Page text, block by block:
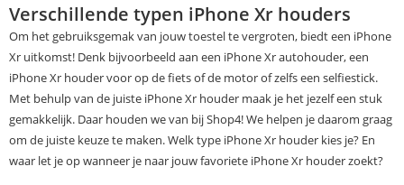
Verschillende typen iPhone Xr houders
Om het gebruiksgemak van jouw toestel te vergroten, biedt een iPhone
Xr uitkomst! Denk bijvoorbeeld aan een iPhone Xr autohouder, een
iPhone Xr houder voor op de fiets of de motor of zelfs een selfiestick.
Met behulp van de juiste iPhone Xr houder maak je het jezelf een stuk
gemakkelijk. Daar houden we van bij Shop4! We helpen je daarom graag
om de juiste keuze te maken. Welk type iPhone Xr houder kies je? En
waar let je op wanneer je naar jouw favoriete iPhone Xr houder zoekt?